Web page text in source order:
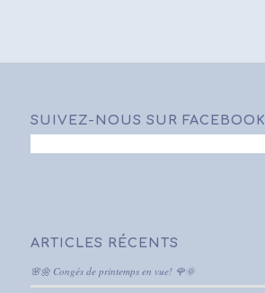
SUIVEZ-NOUS SUR FACEBOOK
ARTICLES RÉCENTS
🌸🌼 Congés de printemps en vue! 🌹🌞